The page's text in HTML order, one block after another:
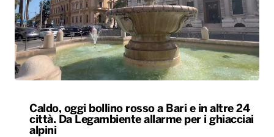
Caldo, oggi bollino rosso a Bari e in altre 24
città. Da Legambiente allarme per i ghiacciai
alpini